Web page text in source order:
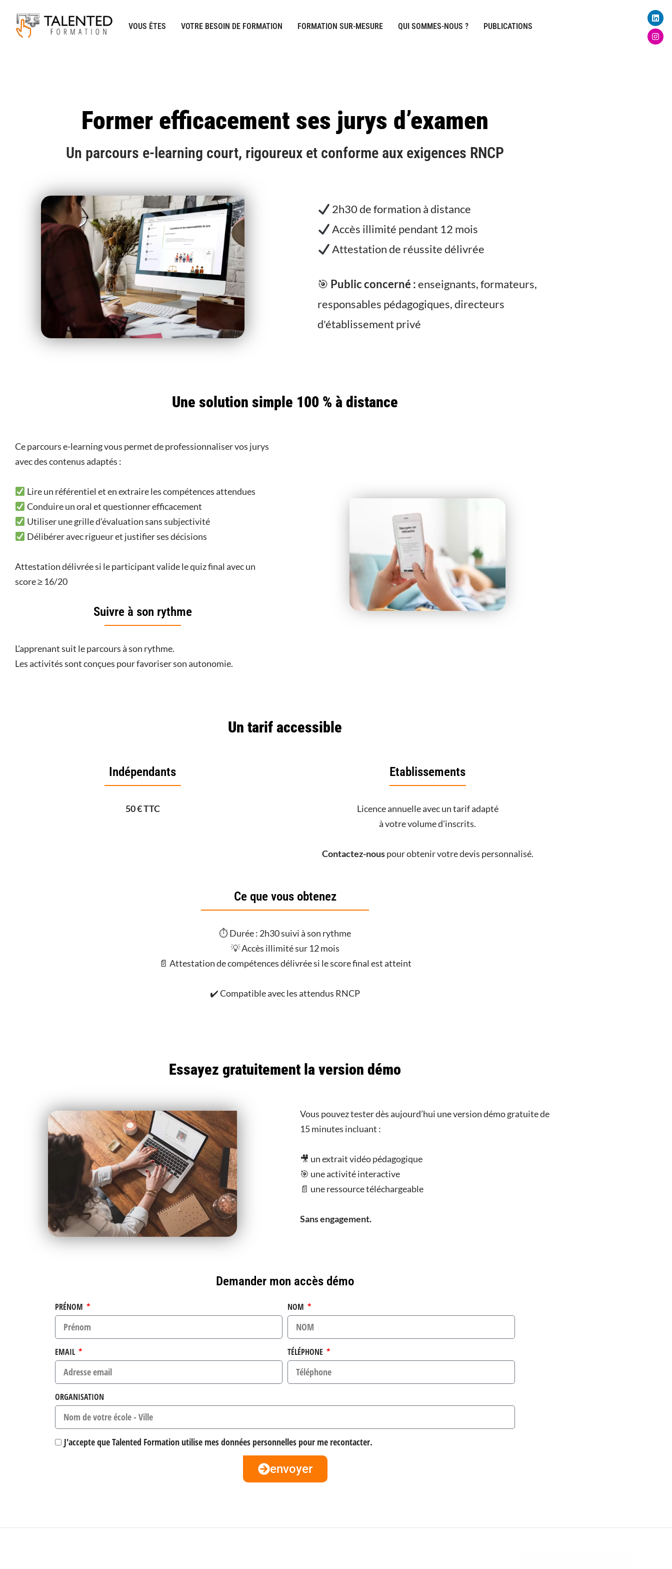
contenu
VOUS ÊTES VOTRE BESOIN DE FORMATION FORMATION SUR-MESURE QUI SOMMES-NOUS ? PUBLICATIONS
Former efficacement ses jurys d’examen
Un parcours e-learning court, rigoureux et conforme aux exigences RNCP
2h30 de formation à distance
Accès illimité pendant 12 mois
Attestation de réussite délivrée
🎯 Public concerné :enseignants, formateurs,
responsables pédagogiques, directeurs
d'établissement privé
Une solution simple 100 % à distance
Ce parcours e-learning vous permet de professionnaliser vos jurys
avec des contenus adaptés :
Lire un référentiel et en extraire les compétences attendues
Conduire un oral et questionner efficacement
Utiliser une grille d’évaluation sans subjectivité
Délibérer avec rigueur et justifier ses décisions
Attestation délivrée si le participant valide le quiz final avec un
score ≥ 16/20
Suivre à son rythme
L'apprenant suit le parcours à son rythme.
Les activités sont conçues pour favoriser son autonomie.
Un tarif accessible
Indépendants
50 € TTC
Etablissements
Licence annuelle avec un tarif adapté
à votre volume d'inscrits.
Contactez-nouspour obtenir votre devis personnalisé.
Ce que vous obtenez
⏱ Durée : 2h30 suivi à son rythme
💡 Accès illimité sur 12 mois
📄 Attestation de compétences délivrée si le score final est atteint
✔️ Compatible avec les attendus RNCP
Essayez gratuitement la version démo
Vous pouvez tester dès aujourd’hui une version démo gratuite de
15 minutes incluant :
🎥 un extrait vidéo pédagogique
🎯 une activité interactive
📄 une ressource téléchargeable
Sans engagement.
Demander mon accès démo
PRÉNOM NOM
EMAIL TÉLÉPHONE
ORGANISATION
J'accepte que Talented Formation utilise mes données personnelles pour me recontacter.
envoyer